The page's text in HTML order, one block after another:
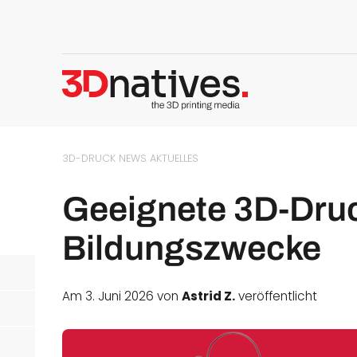
3D-DRUCK NEWS AKTUELLES
Geeignete 3D-
Bildungszwecke
Am 3. Juni 2026 vonAstrid Z.veröffentlicht